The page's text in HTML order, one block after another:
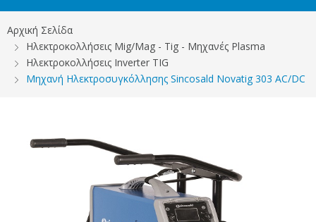
Αρχική Σελίδα
Ηλεκτροκολλήσεις Mig/Mag - Tig - Μηχανές Plasma
Ηλεκτροκολλήσεις Ιnverter TIG
Mηχανή Ηλεκτροσυγκόλλησης Sincosald Novatig 303 AC/DC